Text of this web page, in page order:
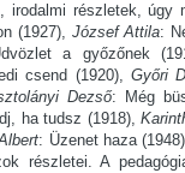
irodalmi részletek, úgy
(1927), József Attila:
a győzőnek
csend (1920), Győri
Dezső: Még
ha tudsz (1918),
: Üzenet haza
részletei. A